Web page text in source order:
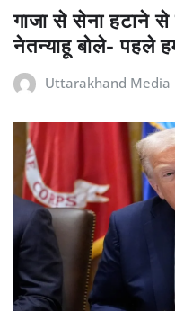
गाजा से सेना हटाने
नेतन्याहू बोले- पहले
Uttarakhand Media